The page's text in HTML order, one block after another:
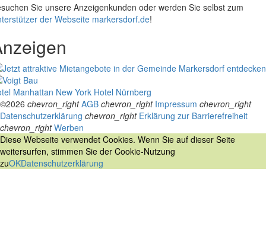
Sie unsere Anzeigenkunden oder werden Sie selbst zum
der Webseite markersdorf.de!
Manhattan New York Hotel Nürnberg
©2026 chevron_right AGB chevron_right Impressum chevron_right
Datenschutzerklärung chevron_right Erklärung zur Barrierefreiheit
chevron_right Werben
Diese Webseite verwendet Cookies. Wenn Sie auf dieser Seite
weitersurfen, stimmen Sie der Cookie-Nutzung
zuOKDatenschutzerklärung